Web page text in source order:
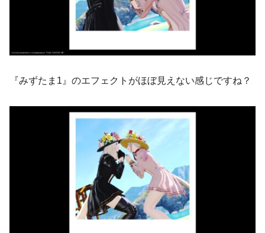
『みずたま1』のエフェクトがほぼ見えない感じですね？